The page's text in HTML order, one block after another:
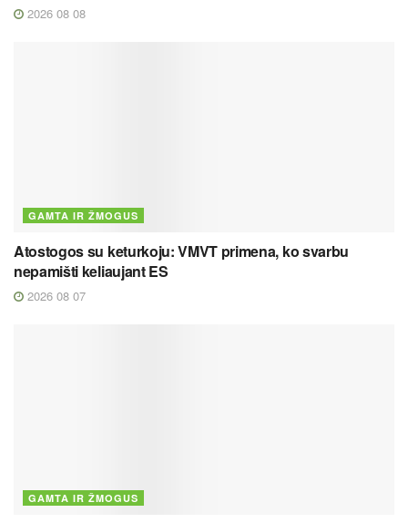
2026 08 08
GAMTA IR ŽMOGUS
Atostogos su keturkoju: VMVT primena, ko svarbu
nepamišti keliaujant ES
2026 08 07
GAMTA IR ŽMOGUS